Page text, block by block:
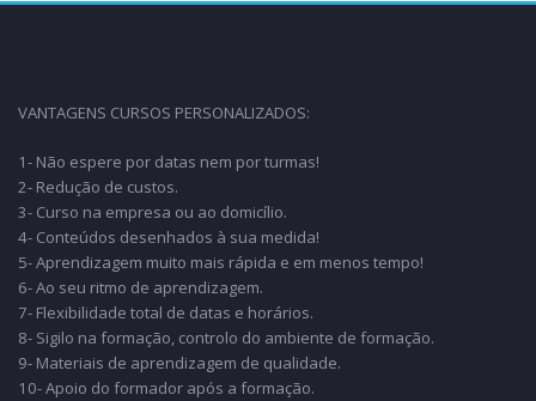
VANTAGENS CURSOS PERSONALIZADOS:
1- Não espere por datas nem por turmas!
2- Redução de custos.
3- Curso na empresa ou ao domicílio.
4- Conteúdos desenhados à sua medida!
5- Aprendizagem muito mais rápida e em menos tempo!
6- Ao seu ritmo de aprendizagem.
7- Flexibilidade total de datas e horários.
8- Sigilo na formação, controlo do ambiente de formação.
9- Materiais de aprendizagem de qualidade.
10- Apoio do formador após a formação.